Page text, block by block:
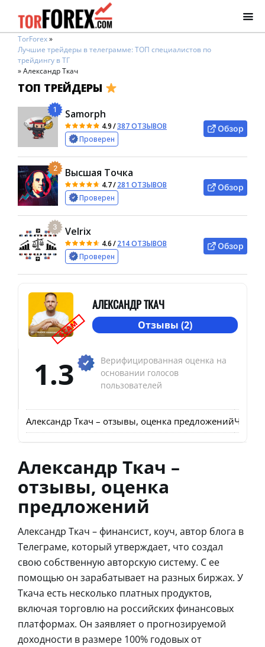
TorForex»
Лучшие трейдеры в телеграмме: ТОП специалистов по
трейдингу в ТГ
»Александр Ткач
ТОП ТРЕЙДЕРЫ
1 Samorph
4.9/387 ОТЗЫВОВ
Проверен
Обзор
2 Высшая Точка
4.7/281 ОТЗЫВОВ
Проверен
Обзор
3 Velrix
4.6/214 ОТЗЫВОВ
Проверен
Обзор
SCAM
АЛЕКСАНДР ТКАЧ
Отзывы (2)
1.3
Верифицированная оценка на
основании голосов
пользователей
Александр Ткач – отзывы, оценка предложенийЧто
Александр Ткач –
отзывы, оценка
предложений
Александр Ткач – финансист, коуч, автор блога в
Телеграме, который утверждает, что создал
свою собственную авторскую систему. С ее
помощью он зарабатывает на разных биржах. У
Ткача есть несколько платных продуктов,
включая торговлю на российских финансовых
платформах. Он заявляет о прогнозируемой
доходности в размере 100% годовых от